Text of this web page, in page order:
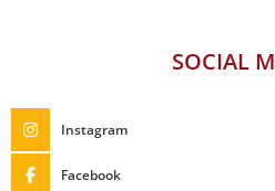
SOCIAL
Instagram
Facebook